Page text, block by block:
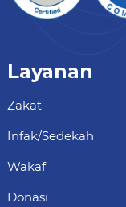
Layanan
Zakat
Infak/Sedekah
Wakaf
Donasi